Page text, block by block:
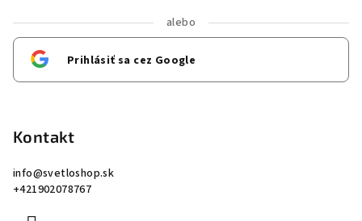
alebo
Prihlásiť sa cez Google
Kontakt
info@svetloshop.sk
+421902078767